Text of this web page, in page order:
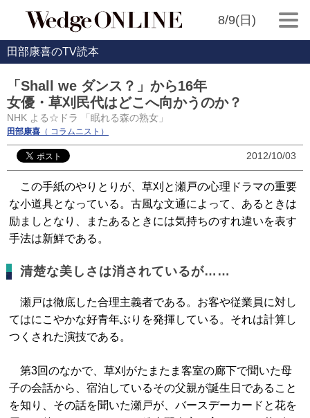
8/9(日)
田部康喜のTV読本
「Shall we ダンス？」から16年
女優・草刈民代はどこへ向かうのか？
NHK よる☆ドラ 「眠れる森の熟女」
田部康喜 （ コラムニスト）
2012/10/03
この手紙のやりとりが、草刈と瀬戸の心理ドラマの重要
な小道具となっている。古風な文通によって、あるときは
励ましとなり、またあるときには気持ちのすれ違いを表す
手法は新鮮である。
清楚な美しさは消されているが……
瀬戸は徹底した合理主義者である。お客や従業員に対し
てはにこやかな好青年ぶりを発揮している。それは計算し
つくされた演技である。
第3回のなかで、草刈がたまたま客室の廊下で聞いた母
子の会話から、宿泊しているその父親が誕生日であること
を知り、その話を聞いた瀬戸が、バースデーカードと花を